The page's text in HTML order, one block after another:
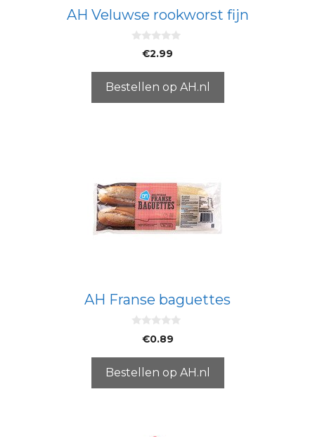
AH Veluwse rookworst fijn
5
€2.99
Bestellen op AH.nl
AH Franse baguettes
5
€0.89
Bestellen op AH.nl